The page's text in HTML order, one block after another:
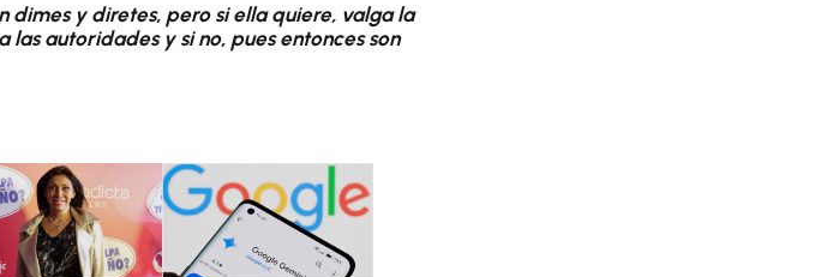
dimes y diretes, pero si ella quiere, valga la
autoridades y si no, pues entonces son